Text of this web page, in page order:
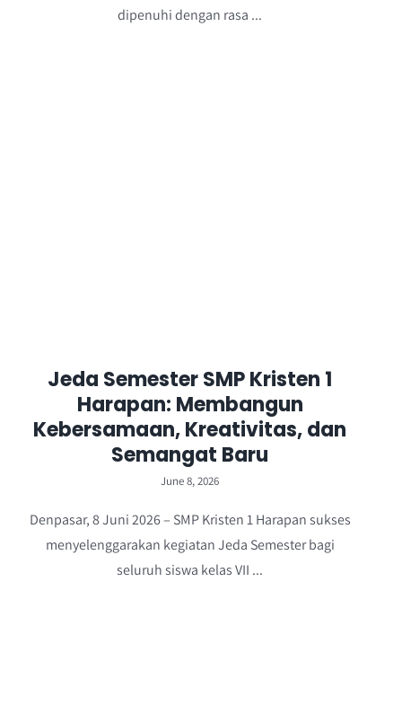
dipenuhi dengan rasa ...
Jeda Semester SMP Kristen 1
Harapan: Membangun
Kebersamaan, Kreativitas, dan
Semangat Baru
June 8, 2026
Denpasar, 8 Juni 2026 – SMP Kristen 1 Harapan sukses
menyelenggarakan kegiatan Jeda Semester bagi
seluruh siswa kelas VII ...